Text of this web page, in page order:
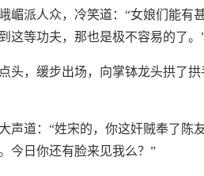
嵋派人众，冷笑道：“女娘们能有
这等功夫，那也是极不容易的了。
，缓步出场，向掌钵龙头拱了拱
声道：“姓宋的，你这奸贼奉了陈
今日你还有脸来见我么？”